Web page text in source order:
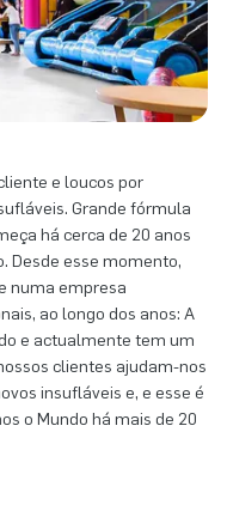
e loucos por
Grande fórmula
há cerca de 20 anos
Desde esse momento,
numa empresa
ao longo dos anos: A
e actualmente tem um
clientes ajudam-nos
insufláveis ​​e, e esse é
o Mundo há mais de 20